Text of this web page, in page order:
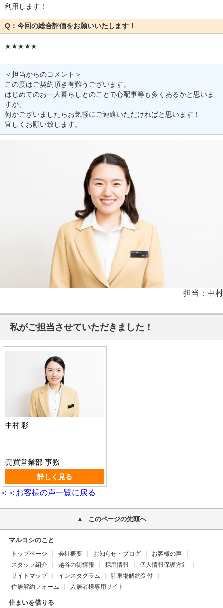
利用します！
Q：今回の総合評価をお願いいたします！
★★★★★
＜担当からのコメント＞
この度はご契約頂き有難うございます。
はじめてのお一人暮らしとのことで心配事等も多くあるかと思いま
すが、
何かございましたらお気軽にご連絡いただければと思います！
宜しくお願い致します。
担当：中村
私がご担当させていただきました！
中村 彩
売買営業部 事務
詳しく見る
＜＜お客様の声一覧に戻る
このページの先頭へ
マルヨシのこと
トップページ 会社概要 お知らせ・ブログ
お客様の声
スタッフ紹介
越谷の街情報 採用情報
個人情報保護方針
サイトマップ
インスタグラム
駐車場解約受付
住居解約フォーム
入居者様専用サイト
住まいを借りる